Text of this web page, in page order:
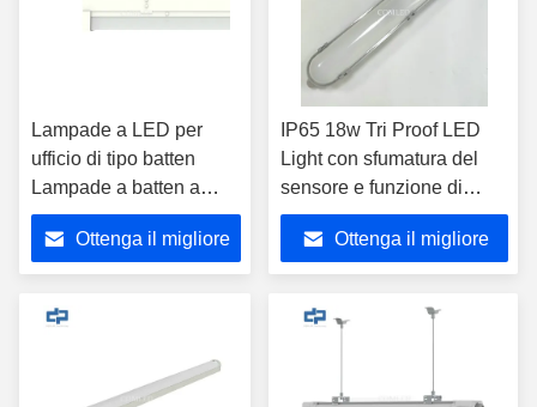
Lampade a LED per
ufficio di tipo batten
Lampade a batten a
LED scuribili
18W/36W/44W
Ottenga il migliore
IP65 18w Tri Proof LED
Light con sfumatura del
sensore e funzione di
emergenza
Ottenga il migliore